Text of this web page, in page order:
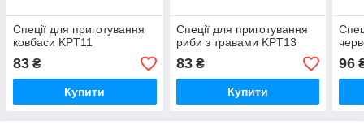
Спеції для приготування
ковбаси KPT11
83 ₴
Купити
Спеції для приготування
риби з травами KPT13
83₴
Купити
96